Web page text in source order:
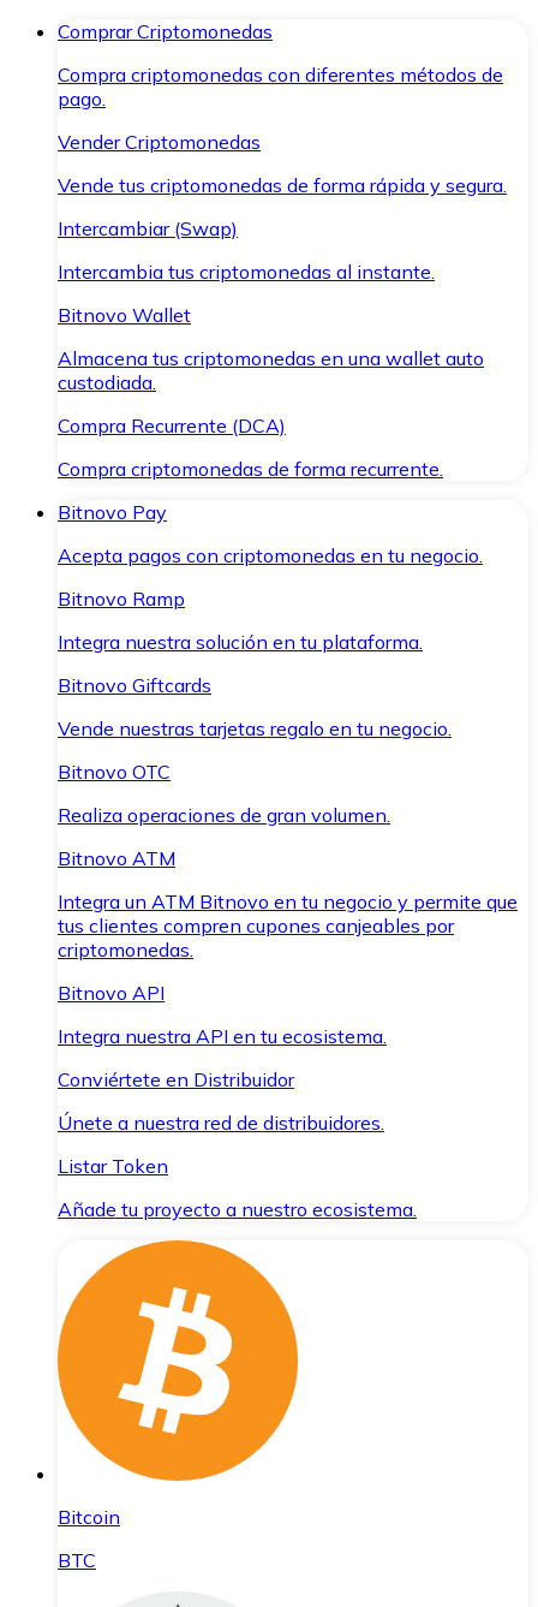
Comprar Criptomonedas
Compra criptomonedas con diferentes métodos de
pago.
Vender Criptomonedas
Vende tus criptomonedas de forma rápida y segura.
Intercambiar (Swap)
Intercambia tus criptomonedas al instante.
Bitnovo Wallet
Almacena tus criptomonedas en una wallet auto
custodiada.
Compra Recurrente (DCA)
Compra criptomonedas de forma recurrente.
Bitnovo Pay
Acepta pagos con criptomonedas en tu negocio.
Bitnovo Ramp
Integra nuestra solución en tu plataforma.
Bitnovo Giftcards
Vende nuestras tarjetas regalo en tu negocio.
Bitnovo OTC
Realiza operaciones de gran volumen.
Bitnovo ATM
Integra un ATM Bitnovo en tu negocio y permite que
tus clientes compren cupones canjeables por
criptomonedas.
Bitnovo API
Integra nuestra API en tu ecosistema.
Conviértete en Distribuidor
Únete a nuestra red de distribuidores.
Listar Token
Añade tu proyecto a nuestro ecosistema.
Bitcoin
BTC